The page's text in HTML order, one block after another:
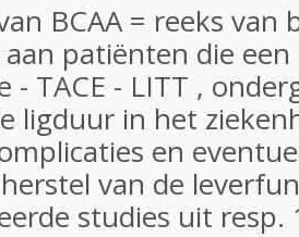
BCAA = reeks van
patiënten die
- TACE - LITT ,
ligduur in het
en
van de
studies uit resp.